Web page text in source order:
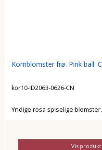
Kornblomster frø. Pink ball.
kor10-ID2063-0626-CN
Yndige rosa spiselige
Vis produkt